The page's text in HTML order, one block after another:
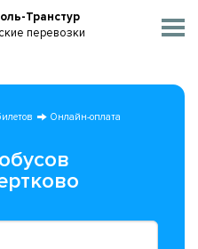
Транстур
перевозки
Онлайн-оплата